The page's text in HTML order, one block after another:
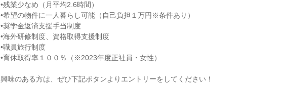
•残業少なめ（月平均2.6時間）
•希望の物件に一人暮らし可能（自己負担１万円※条件あり）
•奨学金返済支援手当制度
•海外研修制度、資格取得支援制度
•職員旅行制度
•育休取得率１００％（※2023年度正社員・女性）
興味のある方は、ぜひ下記ボタンよりエントリーをしてください！